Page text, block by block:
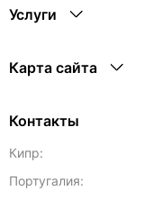
Услуги
Карта сайта
Контакты
Кипр:
Португалия: